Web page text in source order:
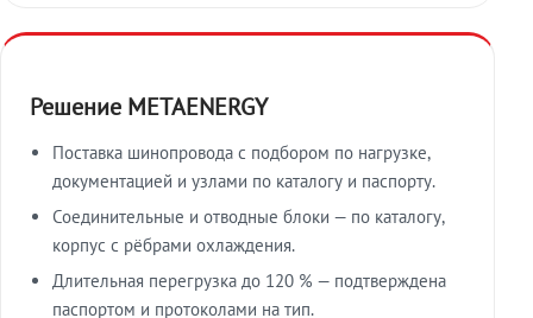
Решение METAENERGY
Поставка шинопровода с подбором по нагрузке,
документацией и узлами по каталогу и паспорту.
Соединительные и отводные блоки — по каталогу,
корпус с рёбрами охлаждения.
Длительная перегрузка до 120 % — подтверждена
паспортом и протоколами на тип.